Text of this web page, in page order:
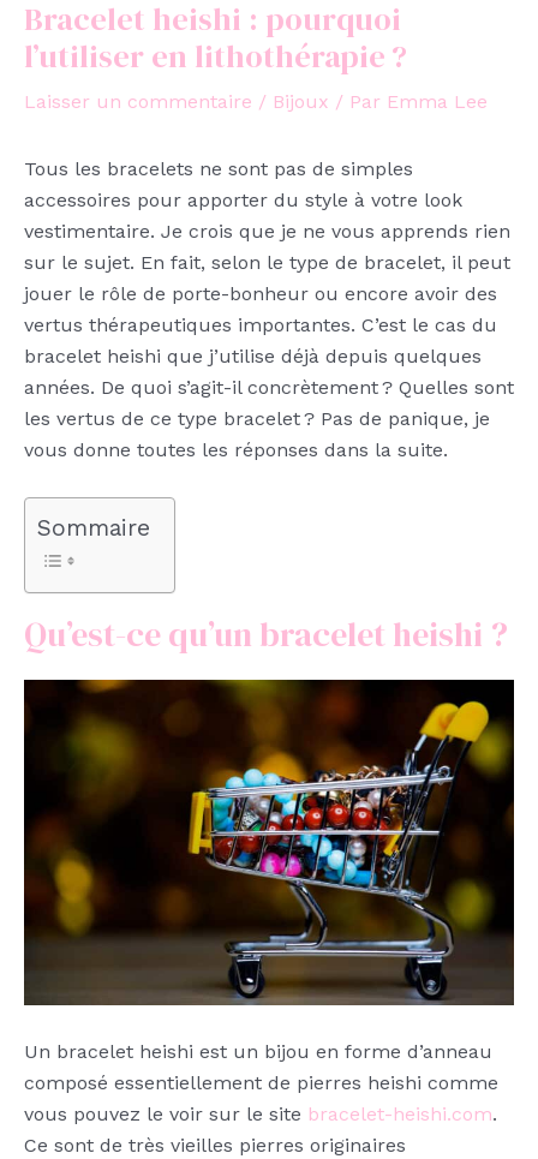
Bracelet heishi : pourquoi
l’utiliser en lithothérapie ?
Laisser un commentaire / Bijoux / Par Emma Lee
Tous les bracelets ne sont pas de simples
accessoires pour apporter du style à votre look
vestimentaire. Je crois que je ne vous apprends rien
sur le sujet. En fait, selon le type de bracelet, il peut
jouer le rôle de porte-bonheur ou encore avoir des
vertus thérapeutiques importantes. C’est le cas du
bracelet heishi que j’utilise déjà depuis quelques
années. De quoi s’agit-il concrètement ? Quelles sont
les vertus de ce type bracelet ? Pas de panique, je
vous donne toutes les réponses dans la suite.
Sommaire
Qu’est-ce qu’un bracelet heishi ?
Un bracelet heishi est un bijou en forme d’anneau
composé essentiellement de pierres heishi comme
vous pouvez le voir sur le site bracelet-heishi.com.
Ce sont de très vieilles pierres originaires